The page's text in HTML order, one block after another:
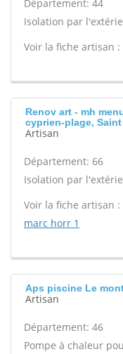
Département: 44
Isolation par
Voir la fiche artisan :
Renov art - mh
cyprien-plage,
Artisan
Département: 66
Isolation par
Voir la fiche artisan :
marc horr 1
Aps piscine Le
Artisan
Département: 46
Pompe à chaleur